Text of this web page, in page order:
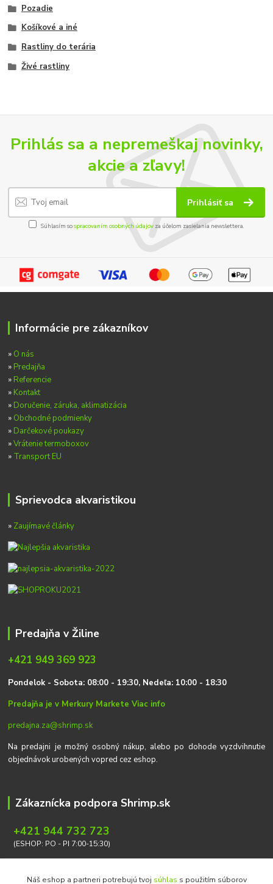
Pozadie
Košíkové a iné
Rastliny do terária
Živé rastliny
Prihlás sa a nepremeškaj novinky,
akcie a zľavy!
Prihlásiť sa
Súhlasím sospracovaním osobných údajov za účelom zasielania newslettera.
Informácie pre zákazníkov
» O nás
» Predajňa
» Referencie
» Kontakt
» Doručenie, záruka, aklimatizácia
» Obchodné podmienky
» Darčekové poukazy
»Vrátenie termoboxov
» Transport EU
Sprievodca akvaristikou
» Zaujímavé články
Predajňa v Žiline
+421 949 369 923
Pondelok - Sobota: 08:00 - 19:30, Nedeľa: 10:00 - 18:30
Predajňa je v Merkury MarketeViac info
predajna.za@shrimp.sk
Na predajni je možný osobný nákup, alebo po dohode vyzdvihnutie
objednávok urobených vopred cez eshop.
Zákaznícka podpora Shrimp.sk
+421 944 732 723
(ESHOP: PO - PI 7:00-15:30)
Náš eshop a partneri potrebujú tvoj súhlas s použitím súborov